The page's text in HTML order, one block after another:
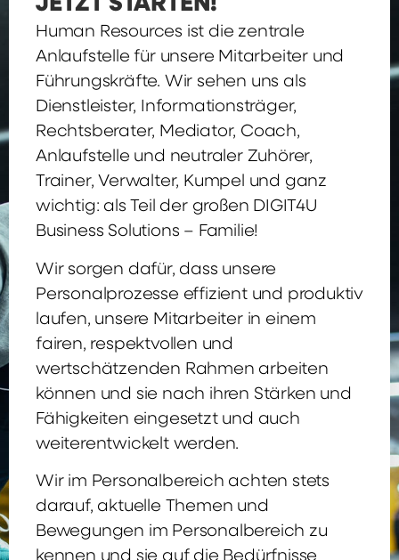
JETZT STARTEN!
Human Resources ist die zentrale
Anlaufstelle für unsere Mitarbeiter und
Führungskräfte. Wir sehen uns als
Dienstleister, Informationsträger,
Rechtsberater, Mediator, Coach,
Anlaufstelle und neutraler Zuhörer,
Trainer, Verwalter, Kumpel und ganz
wichtig: als Teil der großen DIGIT4U
Business Solutions – Familie!
Wir sorgen dafür, dass unsere
Personalprozesse effizient und produktiv
laufen, unsere Mitarbeiter in einem
fairen, respektvollen und
wertschätzenden Rahmen arbeiten
können und sie nach ihren Stärken und
Fähigkeiten eingesetzt und auch
weiterentwickelt werden.
Wir im Personalbereich achten stets
darauf, aktuelle Themen und
Bewegungen im Personalbereich zu